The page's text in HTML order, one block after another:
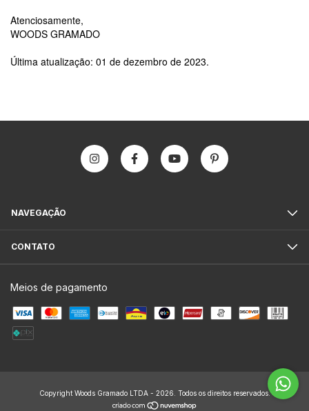
Atenciosamente,
WOODS GRAMADO
Última atualização: 01 de dezembro de 2023.
NAVEGAÇÃO
CONTATO
Meios de pagamento
Copyright Woods Gramado LTDA - 2026. Todos os direitos reservados.